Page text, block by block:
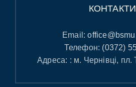
КОНТАКТИ
Email:
Телефон: (0372)
Адреса: : м. Чернівці, пл.